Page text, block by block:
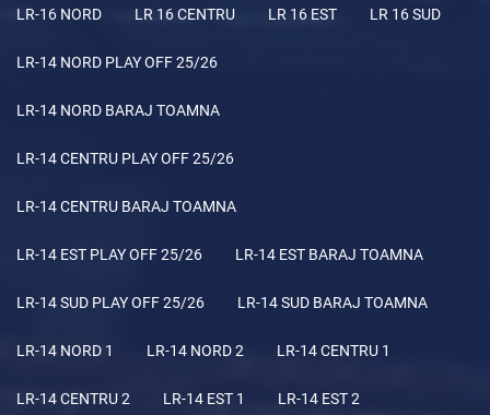
LR-16 NORD LR 16 CENTRU LR 16 EST LR 16 SUD
LR-14 NORD PLAY OFF 25/26
LR-14 NORD BARAJ TOAMNA
LR-14 CENTRU PLAY OFF 25/26
LR-14 CENTRU BARAJ TOAMNA
LR-14 EST PLAY OFF 25/26 LR-14 EST BARAJ TOAMNA
LR-14 SUD PLAY OFF 25/26 LR-14 SUD BARAJ TOAMNA
LR-14 NORD 1 LR-14 NORD 2 LR-14 CENTRU 1
LR-14 CENTRU 2 LR-14 EST 1 LR-14 EST 2